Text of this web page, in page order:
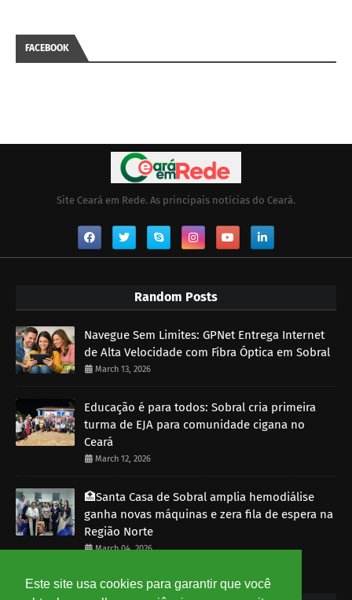
Este site usa cookies para garantir que você
FACEBOOK
Site Ceará em Rede. As principais notícias do Ceará.
Random Posts
Navegue Sem Limites: GPNet Entrega Internet
de Alta Velocidade com Fibra Óptica em Sobral
March 13, 2026
Educação é para todos: Sobral cria primeira
turma de EJA para comunidade cigana no
Ceará
March 12, 2026
🏥Santa Casa de Sobral amplia hemodiálise
ganha novas máquinas e zera fila de espera na
Região Norte
March 04, 2026